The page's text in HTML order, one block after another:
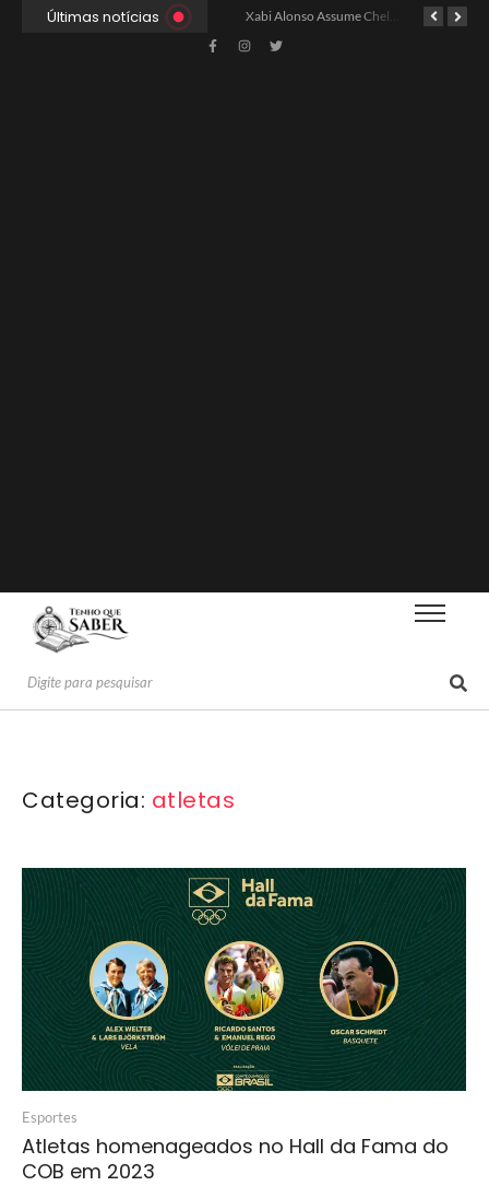
Últimas notícias China e EUA Buscam Expansão do Comércio Agrícola
Categoria: atletas
Esportes
Atletas homenageados no Hall da Fama do
COB em 2023